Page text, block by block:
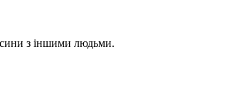
з іншими людьми.